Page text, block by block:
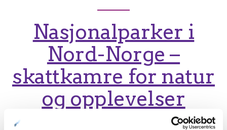
Nasjonalparker i
Nord-Norge –
skattkamre for natur
og opplevelser